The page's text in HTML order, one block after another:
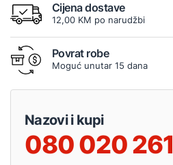
Cijena dostave
12,00 KM po narudžbi
Povrat robe
Moguć unutar 15 dana
Nazovi i kupi
080 020 261